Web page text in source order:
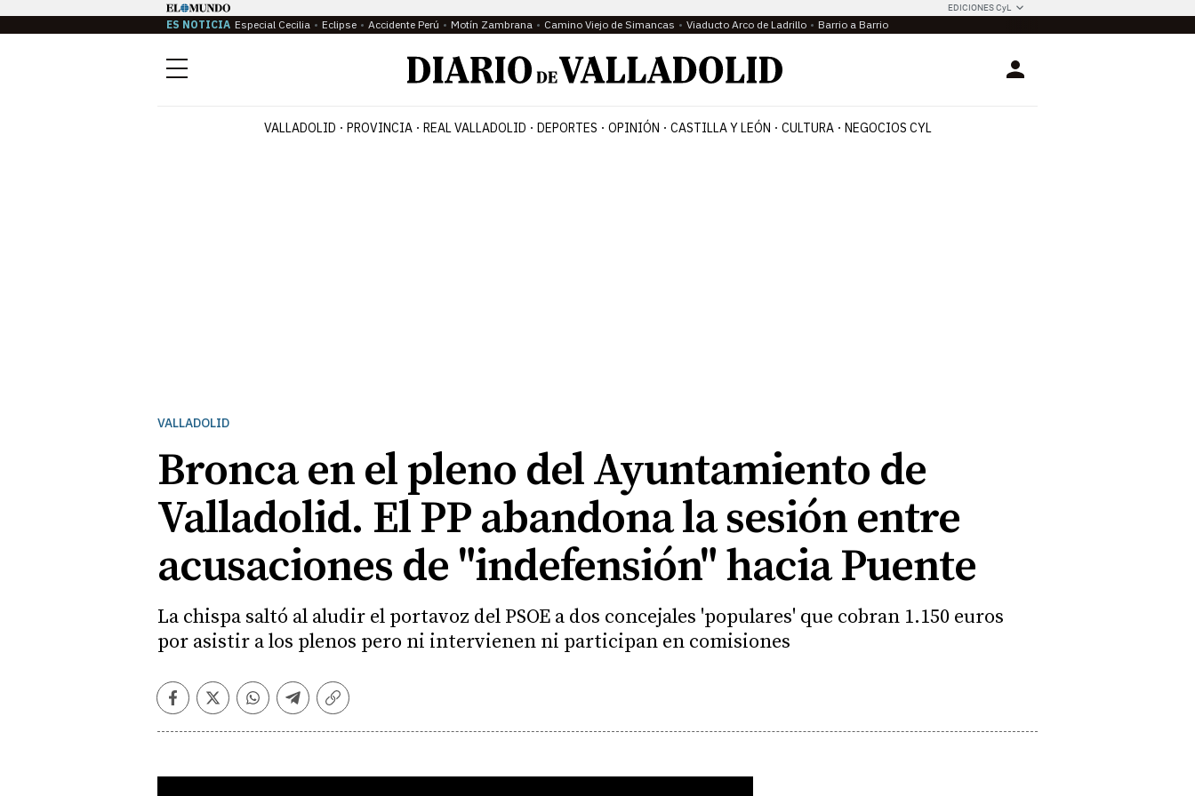
EDICIONES CyL
ES NOTICIA Especial Cecilia Eclipse Accidente Perú Motín Zambrana Camino Viejo de Simancas Viaducto Arco de Ladrillo Barrio a Barrio
Menú Login
VALLADOLID PROVINCIA REAL VALLADOLID DEPORTES OPINIÓN CASTILLA Y LEÓN CULTURA NEGOCIOS CYL
VALLADOLID
Bronca en el pleno del Ayuntamiento de
Valladolid. El PP abandona la sesión entre
acusaciones de "indefensión" hacia Puente
La chispa saltó al aludir el portavoz del PSOE a dos concejales 'populares' que cobran 1.150 euros
por asistir a los plenos pero ni intervienen ni participan en comisiones
Facebook
TwitterWhatsapp
Telegram
Copiar